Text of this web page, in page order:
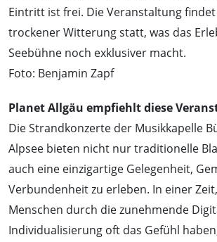
Eintritt ist frei. Die Veranstaltung
trockener Witterung statt, was das
Seebühne noch exklusiver macht.
Foto: Benjamin Zapf
Planet Allgäu empfiehlt diese
Die Strandkonzerte der Musikkapelle
Alpsee bieten nicht nur traditionelle
auch eine einzigartige Gelegenheit,
Verbundenheit zu erleben. In einer
Menschen durch die zunehmende
Individualisierung oft das Gefühl